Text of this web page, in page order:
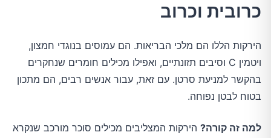
כרובית וכרוב
הירקות הללו הם מלכי הבריאות. הם עמוסים בנוגדי חמצון,
ויטמין C וסיבים תזונתיים, ואפילו מכילים חומרים שנחקרים
בהקשר למניעת סרטן. עם זאת, עבור אנשים רבים, הם מתכון
בטוח לבטן נפוחה.
למה זה קורה? הירקות המצליבים מכילים סוכר מורכב שנקרא